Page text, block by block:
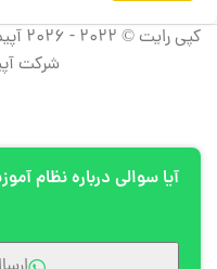
کپی
شرکت
آیا سوالی درباره نظام